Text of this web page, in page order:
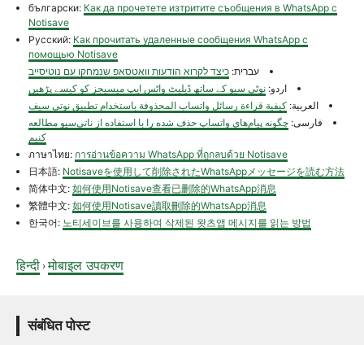
български: Как да прочетете изтритите съобщения в WhatsApp с
Notisave
Русский: Как прочитать удаленные сообщения WhatsApp с
помощью Notisave
עברית: כיצד לקרוא הודעות וואטסאפ שנמחקו עם נוטיסייב
اردو: نوٹی سیو کے ساتھ ڈیلیٹ واٹس ایپ میسیجز کو کیسے پڑھیں
العربية: كيفية قراءة رسائل واتساب المحذوفة باستخدام تطبيق نوتي سيف
فارسی: چگونه پیام‌های واتساپ حذف شده را با استفاده از ناتی‌سیو مطالعه
کنیم
ภาษาไทย: การอ่านข้อความ WhatsApp ที่ถูกลบด้วย Notisave
日本語: Notisaveを使用して削除されたWhatsAppメッセージを読む方法
简体中文: 如何使用Notisave查看已删除的WhatsApp消息
繁體中文: 如何使用Notisave讀取刪除的WhatsApp消息
한국어: 노티세이브를 사용하여 삭제된 왓츠앱 메시지를 읽는 방법
हिन्दी ›मोबाइल उपकरण
संबंधित पोस्ट